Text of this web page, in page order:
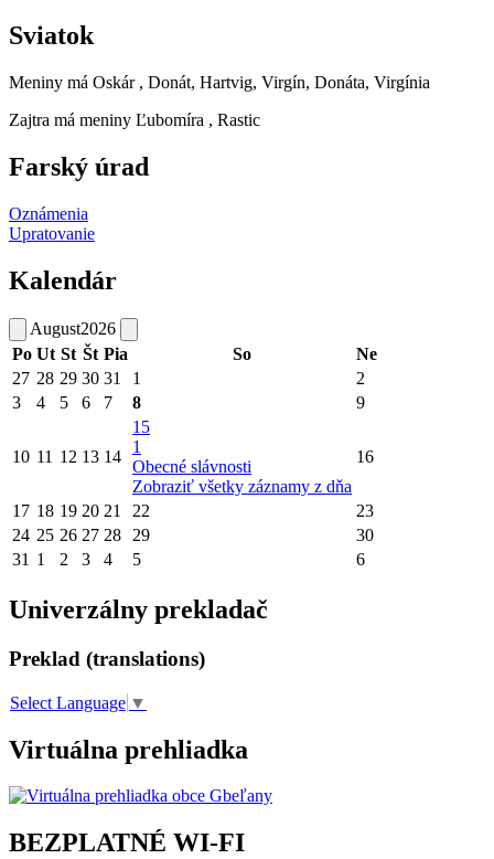
Sviatok
Meniny má Oskár , Donát, Hartvig, Virgín, Donáta, Virgínia
Zajtra má meniny Ľubomíra , Rastic
Farský úrad
Oznámenia
Upratovanie
Kalendár
August2026
Po Ut St Št Pia So
Ne
27 28 29 30 31 1
2
3
4 5 6 7 8 9
10 11 12 13 14
15
1
Obecné slávnosti
Zobraziť všetky záznamy z dňa
16
17 18 19 20 21 22
23
24 25 26 27 28 29
30
31 1 2 3 4 5 6
Univerzálny prekladač
Preklad (translations)
Select Language ▼
Virtuálna prehliadka
BEZPLATNÉ WI-FI